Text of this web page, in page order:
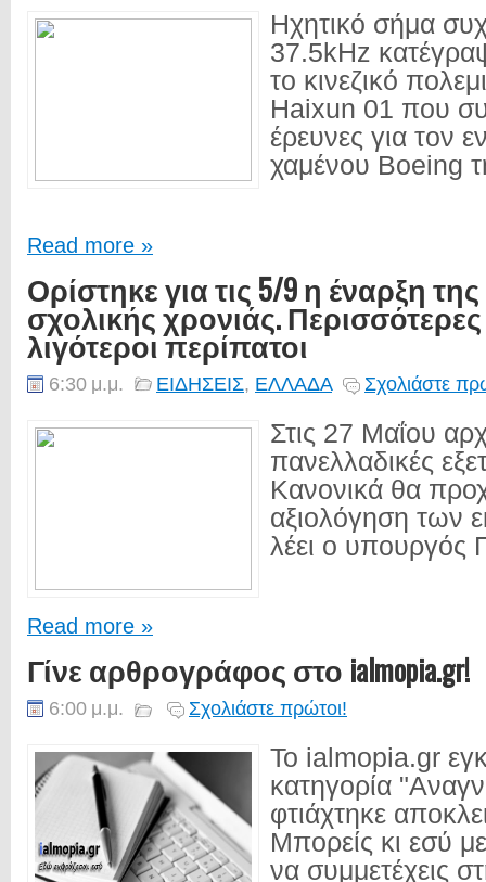
Ηχητικό σήμα
37.5kHz
το κινεζικό
Haixun 01 που
έρευνες για τον
χαμένου Boeing
Read more »
Ορίστηκε για τις 5/9 η έναρξη
σχολικής χρονιάς.
λιγότεροι περίπατοι
6:30 μ.μ. ΕΙΔΗΣΕΙΣ, ΕΛΛΑΔΑ Σχολιάστε
Στις 27 Μαΐου
πανελλαδικές
Κανονικά θα
αξιολόγηση των
λέει ο υπουργός
Read more »
Γίνε αρθρογράφος στο ialmopia.gr!
6:00 μ.μ. Σχολιάστε πρώτοι!
Το ialmopia.gr
κατηγορία
φτιάχτηκε
Μπορείς κι εσύ
να συμμετέχεις